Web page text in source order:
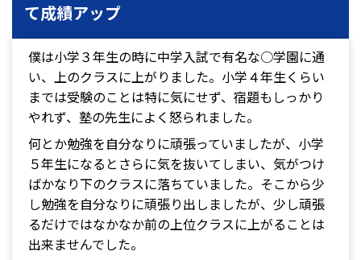
て成績アップ
僕は小学３年生の時に中学入試で有名な○学園に通
い、上のクラスに上がりました。小学４年生くらい
までは受験のことは特に気にせず、宿題もしっかり
やれず、塾の先生によく怒られました。
何とか勉強を自分なりに頑張っていましたが、小学
５年生になるとさらに気を抜いてしまい、気がつけ
ばかなり下のクラスに落ちていました。そこから少
し勉強を自分なりに頑張り出しましたが、少し頑張
るだけではなかなか前の上位クラスに上がることは
出来ませんでした。